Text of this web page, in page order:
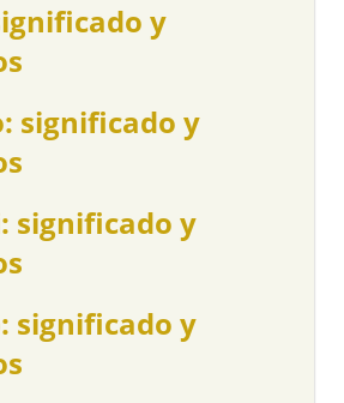
y
significado y
significado y
significado y